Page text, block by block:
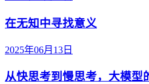
在无知中寻找意义
2025年06月13日
从快思考到慢思考，大模型